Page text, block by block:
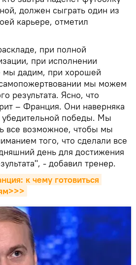
должен сыграть один из
карьере, отметил
при полной
при исполнении
мы дадим, при хорошей
мы можем
результата. Ясно, что
– Франция. Они наверняка
убедительной победы. Мы
все возможное, чтобы мы
того, что сделали все
день для достижения
- добавил тренер.
к чему готовиться